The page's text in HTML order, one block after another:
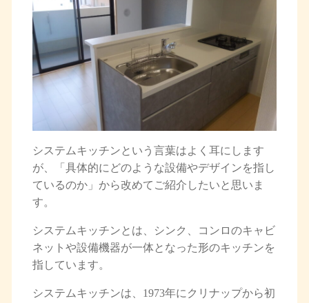
システムキッチンという言葉はよく耳にします
が、「具体的にどのような設備やデザインを指し
ているのか」から改めてご紹介したいと思いま
す。
システムキッチンとは、シンク、コンロのキャビ
ネットや設備機器が一体となった形のキッチンを
指しています。
システムキッチンは、1973年にクリナップから初